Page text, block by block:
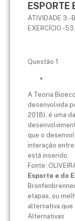
ESPORTE
ATIVIDADE 3 -
EXERCÍCIO -
Questão 1
A Teoria
desenvolvida
2018), é uma
que o
interação
está inserido.
Fonte:
Esporte e do
etapas, ou
alternativa
Alternativas